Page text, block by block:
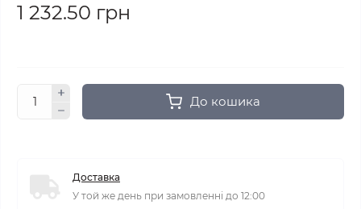
1 232.50 грн
До кошика
Доставка
У той же день при замовленні до 12:00